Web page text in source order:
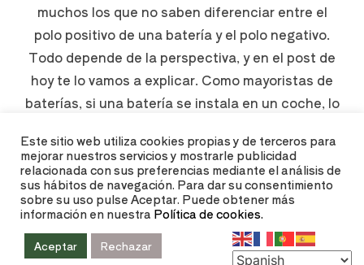
muchos los que no saben diferenciar entre el
polo positivo de una batería y el polo negativo.
Todo depende de la perspectiva, y en el post de
hoy te lo vamos a explicar. Como mayoristas de
baterías, si una batería se instala en un coche, lo
LEER MÁS
Este sitio web utiliza cookies propias y de terceros para
mejorar nuestros servicios y mostrarle publicidad
relacionada con sus preferencias mediante el análisis de
sus hábitos de navegación. Para dar su consentimiento
sobre su uso pulse Aceptar. Puede obtener más
información en nuestra Política de cookies.
Aceptar Rechazar